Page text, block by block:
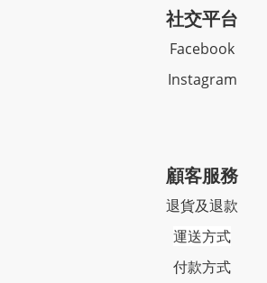
社交平台
Facebook
Instagram
顧客服務
退貨及退款
運送方式
付款方式